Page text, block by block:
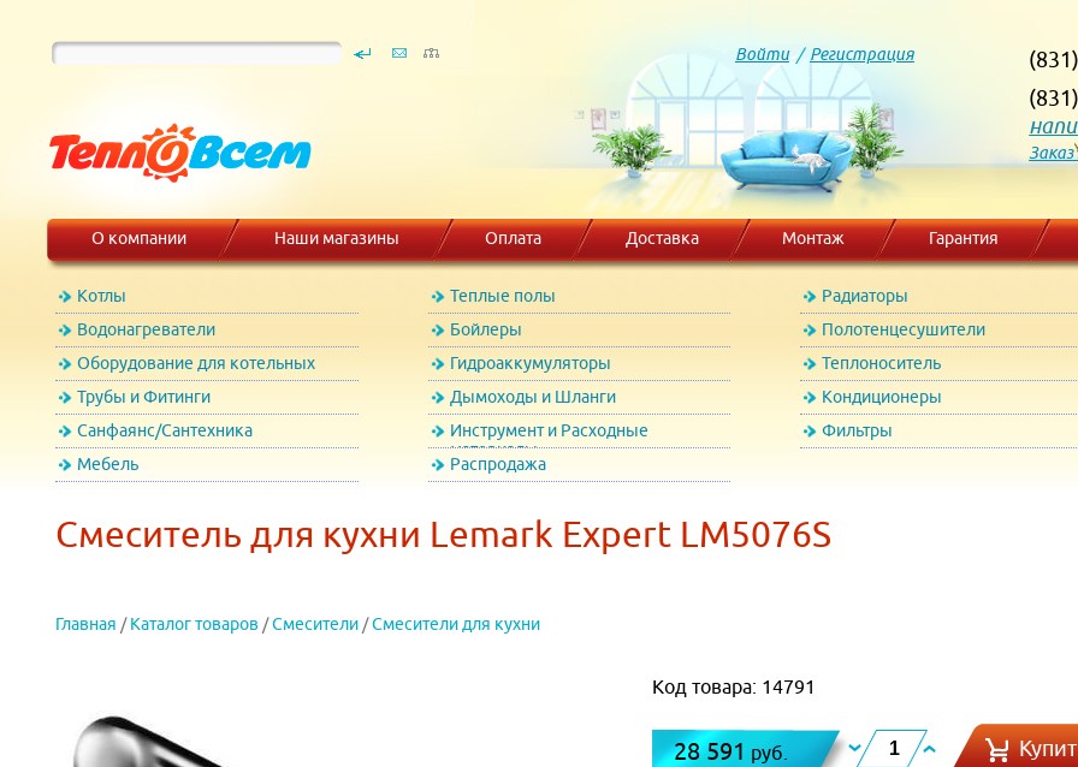
Войти/ Регистрация
Заказ
О компании Наши магазины Оплата Доставка Монтаж Гарантия
Котлы Теплые полы
Радиаторы
Водонагреватели
Бойлеры
Полотенцесушители
Оборудование для котельных
Гидроаккумуляторы
Теплоноситель
Трубы и Фитинги
Дымоходы и Шланги
Кондиционеры
Санфаянс/Сантехника
Инструмент и Расходные
материалы
Фильтры
Мебель
Распродажа
Смеситель для кухни Lemark Expert LM5076S
Главная / Каталог товаров /Смесители /Смесители для кухни
Код товара: 14791
28 591 руб.